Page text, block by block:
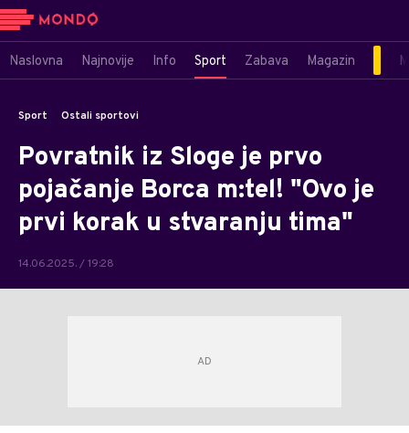
Naslovna Najnovije Info Sport Zabava Magazin
Sport Ostali sportovi
Povratnik iz Sloge je prvo
pojačanje Borca m:tel! "Ovo je
prvi korak u stvaranju tima"
14.06.2025. / 19:28